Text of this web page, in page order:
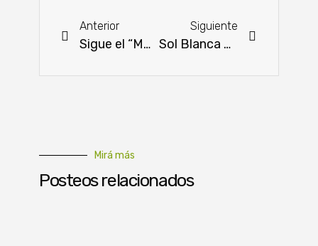
Anterior
Sigue el “MAG – Delivery de la Frutilla” para entrega en Asunción y Gran Asunción
Siguiente
Sol Blanca presentó oficialmente su «Escuela Móvil»
Mirá más
Posteos relacionados